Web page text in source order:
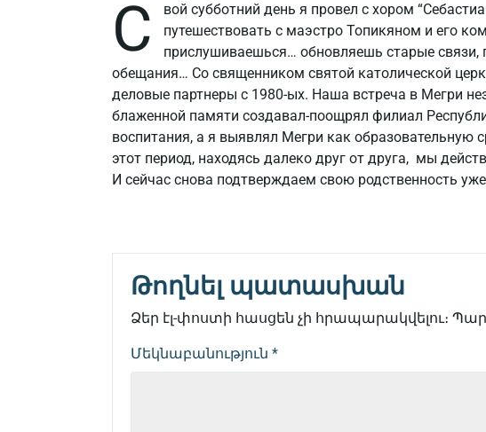
С
вой субботний день я провел с хором
путешествовать с маэстро Топикяном и его
прислушиваешься… обновляешь старые
обещания… Со священником святой католической
деловые партнеры с 1980-ых. Наша встреча в Мегри
блаженной памяти создавал-поощрял филиал
воспитания, а я выявлял Мегри как образовательную
этот период, находясь далеко друг от друга, мы
И сейчас снова подтверждаем свою родственность
Թողնել պատասխան
Ձեր էլ-փոստի հասցեն չի հրապարակվելու։
Մեկնաբանություն *